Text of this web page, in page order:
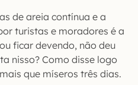
de areia contínua e a
turistas e moradores é a
ficar devendo, não deu
nisso? Como disse logo
que míseros três dias.